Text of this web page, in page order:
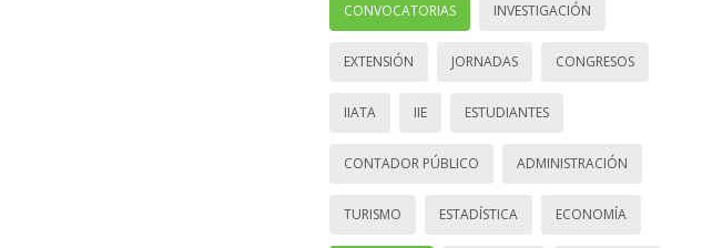
CONVOCATORIAS INVESTIGACIÓN
EXTENSIÓN JORNADAS CONGRESOS
IIATA IIE ESTUDIANTES
CONTADOR PÚBLICO ADMINISTRACIÓN
TURISMO ESTADÍSTICA ECONOMÍA